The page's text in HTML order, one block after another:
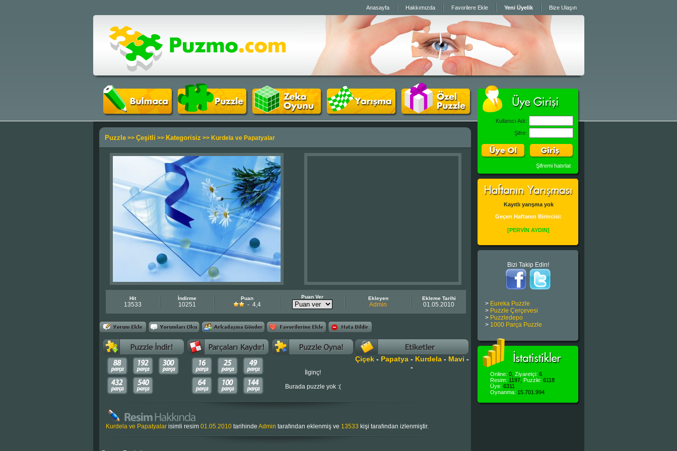
Anasayfa Hakkımızda Favorilere Ekle Yeni Üyelik Bize Ulaşın
Puzzle >> Çeşitli >> Kategorisiz >> Kurdela ve Papatyalar
Hit
13533
İndirme
10251
Puan
- 4,4
Puan Ver Ekleyen
Admin
Ekleme Tarihi
01.05.2010
İlginç!
Burada puzzle yok :(
Çiçek- Papatya- Kurdela- Mavi -
-
Kurdela ve Papatyalar isimli resim 01.05.2010 tarihinde Admin tarafından eklenmiş ve 13533 kişi tarafından izlenmiştir.
Kullanıcı Adı:
Şifre:
Şifremi hatırlat
Kayıtlı yarışma yok
Geçen Haftanın Birincisi:
[PERVİN AYDIN]
Bizi Takip Edin!
> Eureka Puzzle
> Puzzle Çerçevesi
> Puzzledepo
> 1000 Parça Puzzle
Online: 0, Ziyaretçi: 6
Resim: 1197, Puzzle: 6118
Üye: 6311
Oynanma: 15.701.994